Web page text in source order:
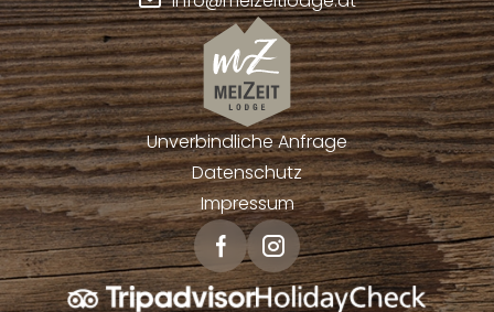
Unverbindliche Anfrage
Datenschutz
Impressum